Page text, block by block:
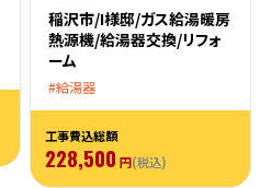
稲沢市/I様邸/ガス給湯暖房
熱源機/給湯器交換/リフォ
ーム
給湯器
工事費込総額
228,500 円(税込)